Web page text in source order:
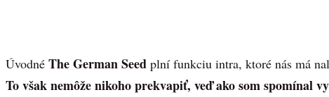
Úvodné The German Seed plní funkciu intra, ktoré nás má
To však nemôže nikoho prekvapiť, veď ako som spomínal